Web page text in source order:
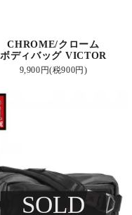
CHROME/クローム
ボディバッグ VICTOR
9,900円(税900円)
SOLD